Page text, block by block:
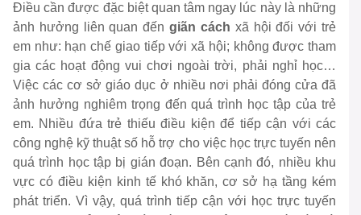
Điều cần được đặc biệt quan tâm ngay lúc này là những
ảnh hưởng liên quan đếngiãn cách xã hội đối với trẻ
em như: hạn chế giao tiếp với xã hội; không được tham
gia các hoạt động vui chơi ngoài trời, phải nghỉ học…
Việc các cơ sở giáo dục ở nhiều nơi phải đóng cửa đã
ảnh hưởng nghiêm trọng đến quá trình học tập của trẻ
em. Nhiều đứa trẻ thiếu điều kiện để tiếp cận với các
công nghệ kỹ thuật số hỗ trợ cho việc học trực tuyến nên
quá trình học tập bị gián đoạn. Bên cạnh đó, nhiều khu
vực có điều kiện kinh tế khó khăn, cơ sở hạ tầng kém
phát triển. Vì vậy, quá trình tiếp cận với học trực tuyến